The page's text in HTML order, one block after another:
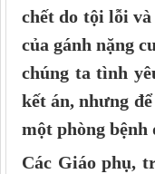
chết do tội lỗi
của gánh nặng
chúng ta tình
kết án, nhưng
một phòng bệnh
Các Giáo phụ,